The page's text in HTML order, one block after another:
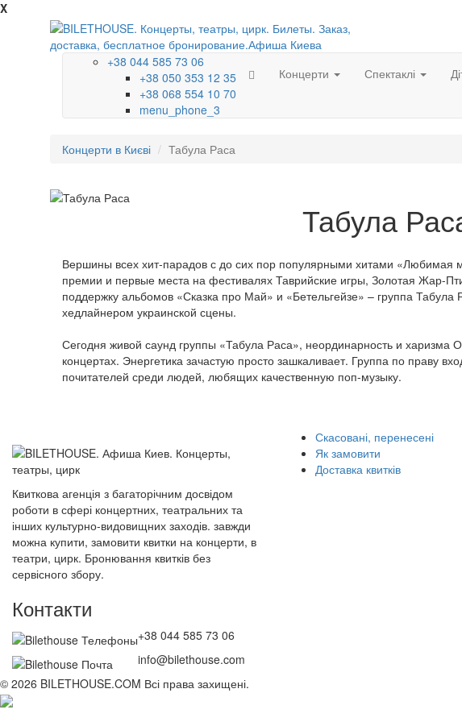
X
+38 044 585 73 06
+38 050 353 12 35
+38 068 554 10 70
menu_phone_3
Концерти Спектаклі
Концерти в Києві Табула Раса
Табула
Вершины всех хит-парадов с до сих пор популярными хитами
премии и первые места на фестивалях Таврийские игры, Золотая Жар-
поддержку альбомов «Сказка про Май» и «Бетельгейзе» – группа
хедлайнером украинской сцены.
Сегодня живой саунд группы «Табула Раса», неординарность и
концертах. Энергетика зачастую просто зашкаливает. Группа по праву
почитателей среди людей, любящих качественную поп-музыку.
Квиткова агенція з багаторічним досвідом
роботи в сфері концертних, театральних та
інших культурно-видовищних заходів. завжди
можна купити, замовити квитки на концерти, в
театри, цирк. Бронювання квитків без
сервісного збору.
Контакти
+38 044 585 73 06
info@bilethouse.com
Скасовані, перенесені
Як замовити
Доставка квитків
© 2026 BILETHOUSE.COM Всі права захищені.